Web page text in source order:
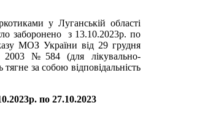
у Луганській області
заборонено з 13.10.2023р. по
МОЗ України від 29 грудня
№584 (для лікувально-
за собою відповідальність
по 27.10.2023